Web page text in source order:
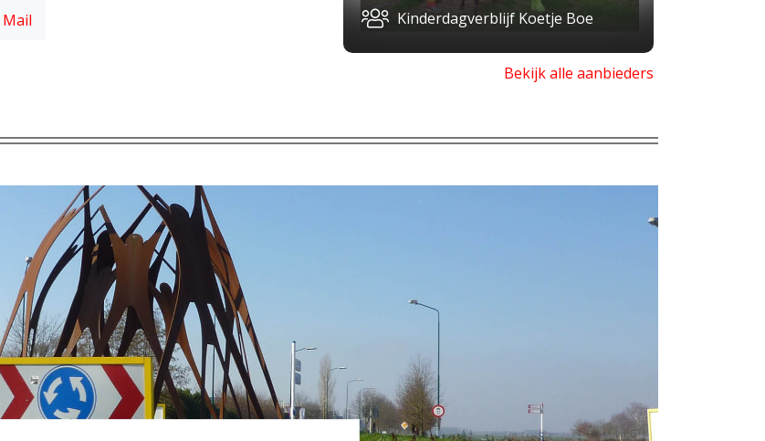
Mail Kinderdagverblijf Koetje Boe
Bekijk alle aanbieders